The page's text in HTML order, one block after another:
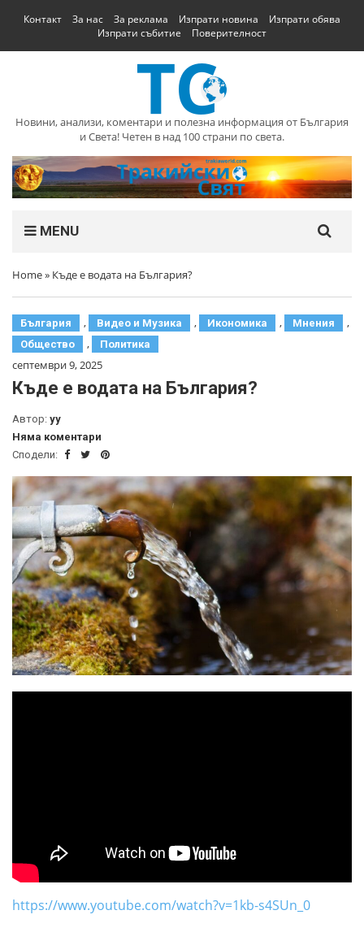
Контакт За нас За реклама Изпрати новина
Изпрати обява
Изпрати събитие
Поверителност
Новини, анализи, коментари и полезна информация от България
и Света! Четен в над 100 страни по света.
MENU
Home» Къде е водата на България?
България , Видео и Музика , Икономика , Мнения ,
Общество , Политика
септември 9, 2025
Къде е водата на България?
Автор: yy
Няма коментари
Сподели:
https://www.youtube.com/watch?v=1kb-s4SUn_0